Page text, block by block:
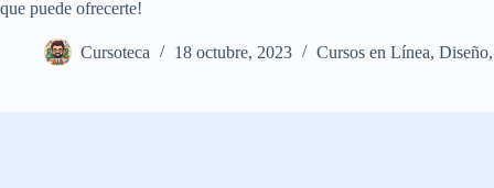
que puede ofrecerte!
Cursoteca 18 octubre, 2023 Cursos en Línea, Diseño